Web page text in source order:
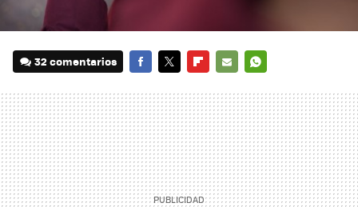
32 comentarios
MAIL